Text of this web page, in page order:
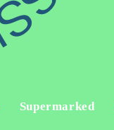
Supermarked